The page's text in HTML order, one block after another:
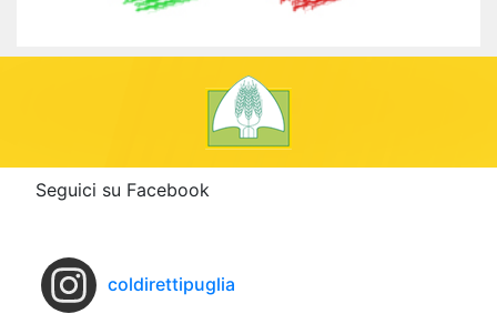
Seguici su Facebook
coldirettipuglia